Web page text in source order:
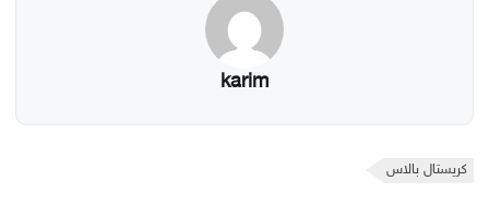
karim
كريستال بالاس